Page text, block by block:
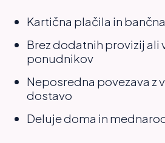
Kartična plačila in
Brez dodatnih provizij ali
ponudnikov
Neposredna povezava z
dostavo
Deluje doma in